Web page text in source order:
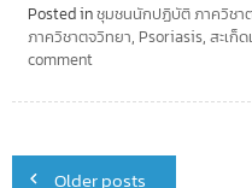
Posted inชุมชนนักปฏิบัติ ภาควิชา
ภาควิชาตจวิทยา, Psoriasis, สะเก็ด
comment
Posts
Older posts